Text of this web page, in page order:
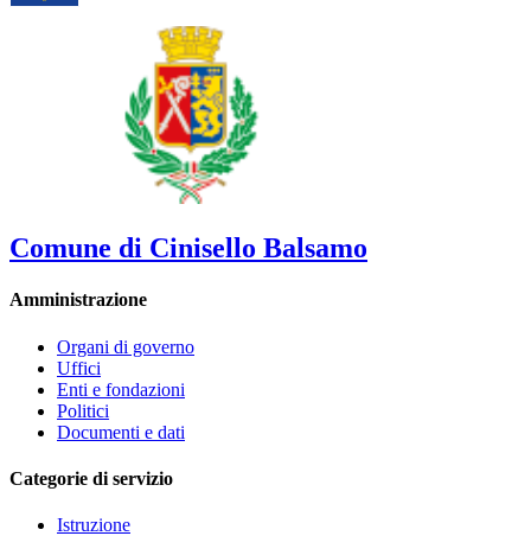
Comune di Cinisello Balsamo
Amministrazione
Organi di governo
Uffici
Enti e fondazioni
Politici
Documenti e dati
Categorie di servizio
Istruzione